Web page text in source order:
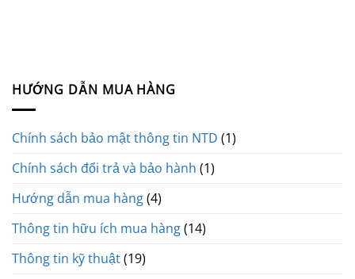
HƯỚNG DẪN MUA HÀNG
Chính sách bảo mật thông tin NTD (1)
Chính sách đổi trả và bảo hành (1)
Hướng dẫn mua hàng(4)
Thông tin hữu ích mua hàng(14)
Thông tin kỹ thuật(19)